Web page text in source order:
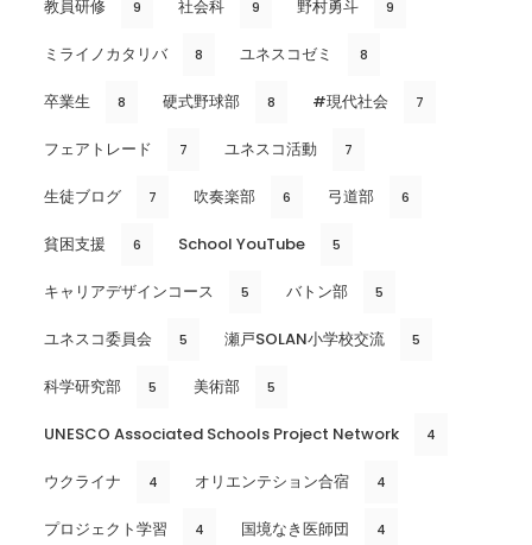
教員研修 9 社会科 9 野村勇斗 9
ミライノカタリバ 8 ユネスコゼミ 8
卒業生 8 硬式野球部 8 #現代社会 7
フェアトレード 7 ユネスコ活動 7
生徒ブログ 7 吹奏楽部 6 弓道部 6
貧困支援 6 School YouTube 5
キャリアデザインコース 5 バトン部 5
ユネスコ委員会 5 瀬戸SOLAN小学校交流 5
科学研究部 5 美術部 5
UNESCO Associated Schools Project Network 4
ウクライナ 4 オリエンテション合宿 4
プロジェクト学習 4 国境なき医師団 4